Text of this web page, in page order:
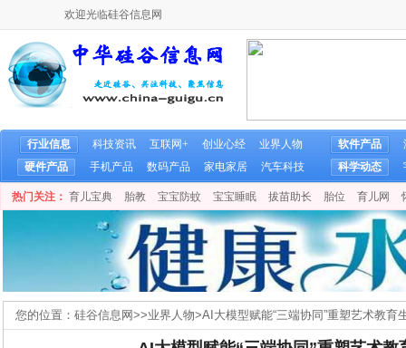
欢迎光临硅谷信息网
行业信息 科技资讯 互联网+ 创业心经
业界人物
硬件产品
手机产品 数码产品 家电家居 汽车科技
软件产品
科学动态
热门关注： 育儿宝典 胎教 宝宝防蚊 宝宝睡眠 拔苗助长 胎位 育儿网
您的位置： 硅谷信息网>>业界人物>AI大模型赋能“三端协同”重塑艺术教育